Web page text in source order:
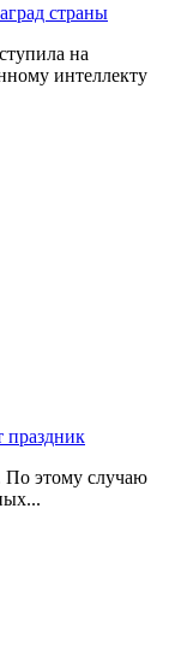
страны
на
интеллекту
праздник
По этому случаю